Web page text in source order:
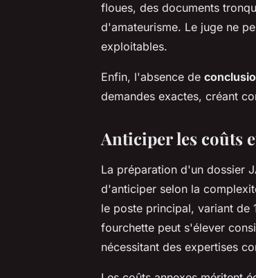
floues, des documents
d'amateurisme. Le juge ne
exploitables.
Enfin, l'absence de
demandes exactes, créant
Anticiper les coûts
La préparation d'un dossier
d'anticiper selon la
le poste principal, variant de
fourchette peut s'élever
nécessitant des expertises